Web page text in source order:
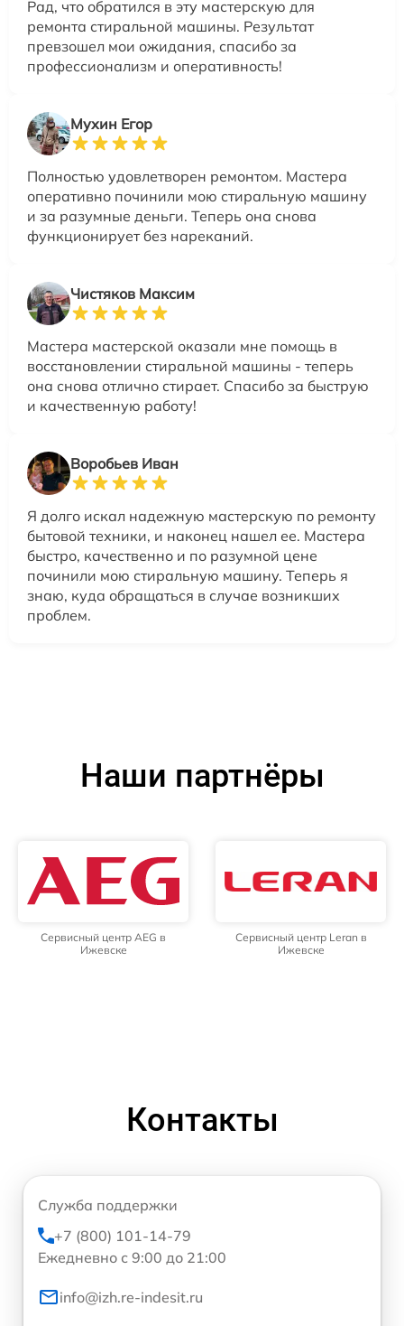
Рад, что обратился в эту мастерскую для
ремонта стиральной машины. Результат
превзошел мои ожидания, спасибо за
профессионализм и оперативность!
Мухин Егор
Полностью удовлетворен ремонтом. Мастера
оперативно починили мою стиральную машину
и за разумные деньги. Теперь она снова
функционирует без нареканий.
Чистяков Максим
Мастера мастерской оказали мне помощь в
восстановлении стиральной машины - теперь
она снова отлично стирает. Спасибо за быструю
и качественную работу!
Воробьев Иван
Я долго искал надежную мастерскую по ремонту
бытовой техники, и наконец нашел ее. Мастера
быстро, качественно и по разумной цене
починили мою стиральную машину. Теперь я
знаю, куда обращаться в случае возникших
проблем.
Наши партнёры
Сервисный центр AEG в
Ижевске
Сервисный центр Leran в
Ижевске
Контакты
Служба поддержки
+7 (800) 101-14-79
Ежедневно с 9:00 до 21:00
info@izh.re-indesit.ru